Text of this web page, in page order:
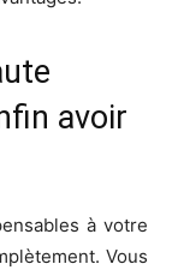
avoir
à votre
Vous